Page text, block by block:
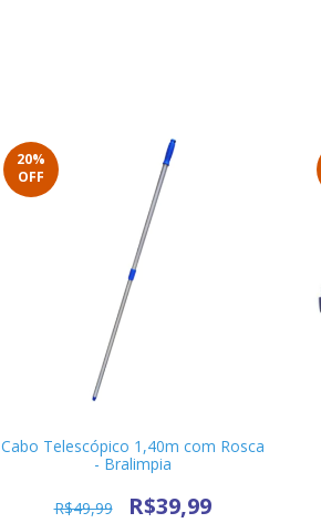
20%
OFF
Cabo Telescópico 1,40m com Rosca
- Bralimpia
R$49,99 R$39,99